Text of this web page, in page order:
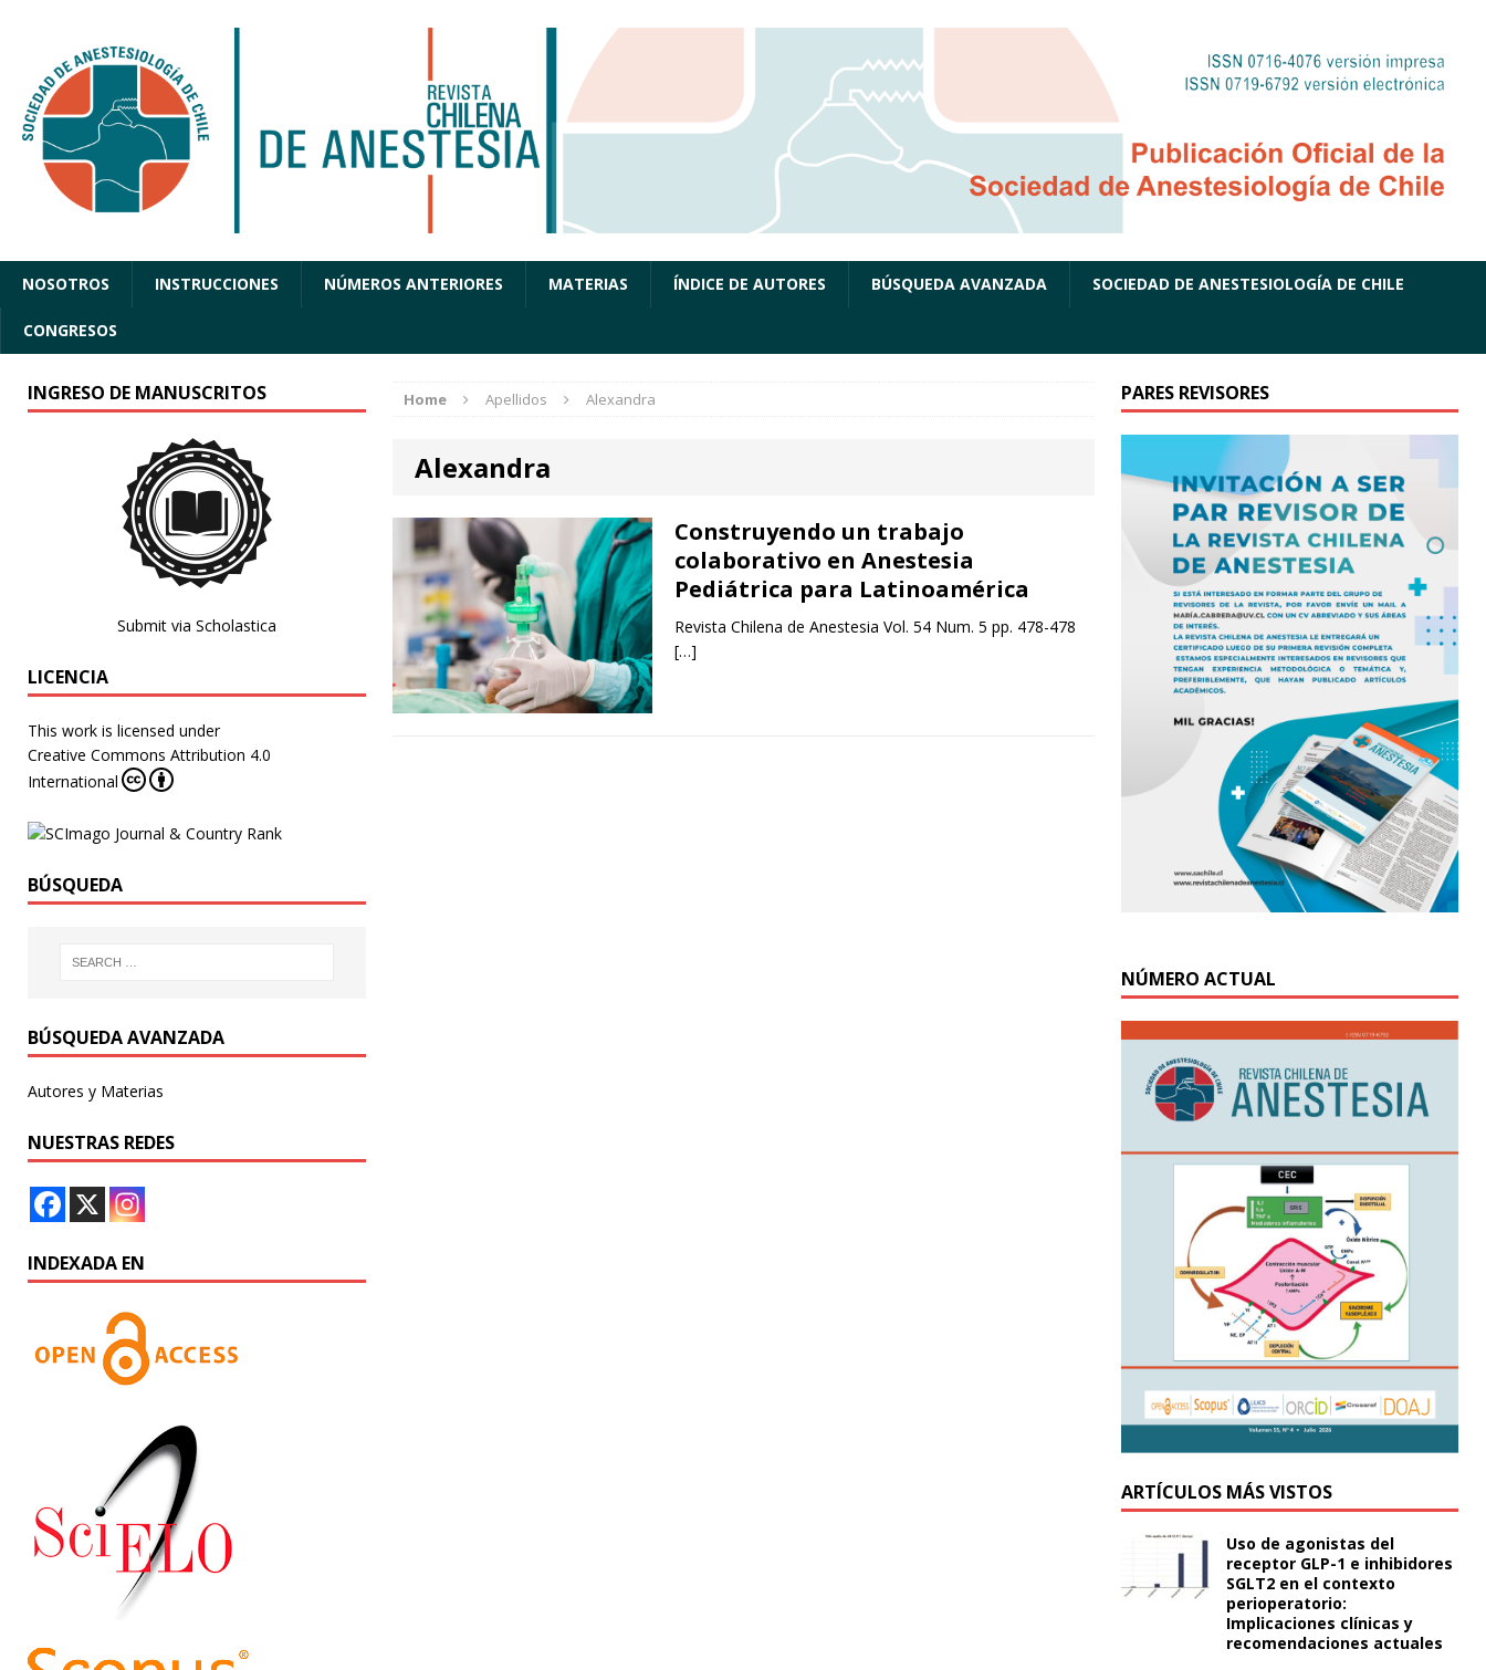
NOSOTROS INSTRUCCIONES NÚMEROS ANTERIORES MATERIAS ÍNDICE DE AUTORES BÚSQUEDA AVANZADA SOCIEDAD DE ANESTESIOLOGÍA DE CHILE
CONGRESOS
Home Apellidos Alexandra
Alexandra
Construyendo un trabajo
colaborativo en Anestesia
Pediátrica para Latinoamérica
Revista Chilena de Anestesia Vol. 54 Num. 5 pp. 478-478
[…]
INGRESO DE MANUSCRITOS
Submit via Scholastica
LICENCIA
This work is licensed under
Creative Commons Attribution 4.0
International
BÚSQUEDA
BÚSQUEDA AVANZADA
Autores y Materias
NUESTRAS REDES
INDEXADA EN
PARES REVISORES
NÚMERO ACTUAL
ARTÍCULOS MÁS VISTOS
Uso de agonistas del
receptor GLP-1 e inhibidores
SGLT2 en el contexto
perioperatorio:
Implicaciones clínicas y
recomendaciones actuales